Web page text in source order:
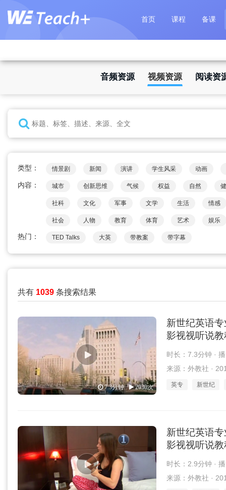
首页 课程 备课
音频资源 视频资源 阅读资
类型： 情景剧 新闻 演讲 学生风采 动画
内容： 城市 创新思维 气候 权益 自然
社科 文化 军事 文学 生活 情感
社会 人物 教育 体育 艺术 娱乐
热门： TED Talks 大英 带教案 带字幕
共有 1039 条搜索结果
7.3分钟 2030次
新世纪英语
影视视听说
时长：7.3分钟 ·
来源：外教社 ·
英专 新世纪
新世纪英语
影视视听说
时长：2.9分钟 ·
来源：外教社 ·